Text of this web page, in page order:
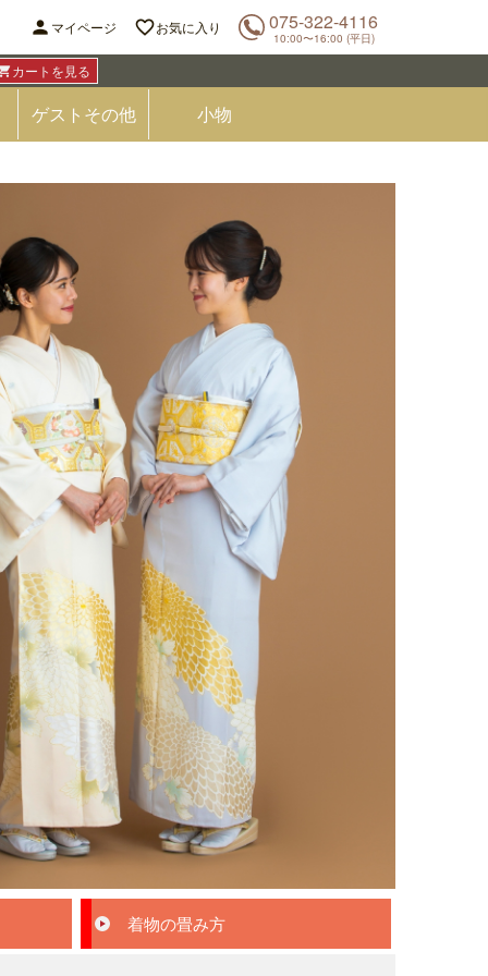
 マイページ お気に入り 075-322-4116
10:00〜16:00 (平日)
カートを見る
ゲストその他 小物
着物の畳み方